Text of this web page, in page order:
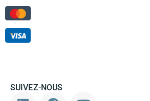
SUIVEZ-NOUS